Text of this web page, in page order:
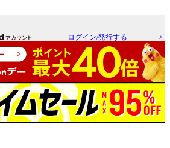
ログイン/発行する